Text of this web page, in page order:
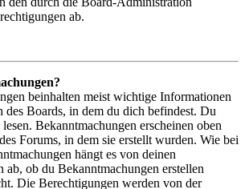
ab.
beinhalten meist wichtige Informationen
des Boards, in dem du dich befindest. Du
lesen. Bekanntmachungen erscheinen oben
Forums, in dem sie erstellt wurden. Wie bei
hängt es von deinen
ab, ob du Bekanntmachungen erstellen
Die Berechtigungen werden von der